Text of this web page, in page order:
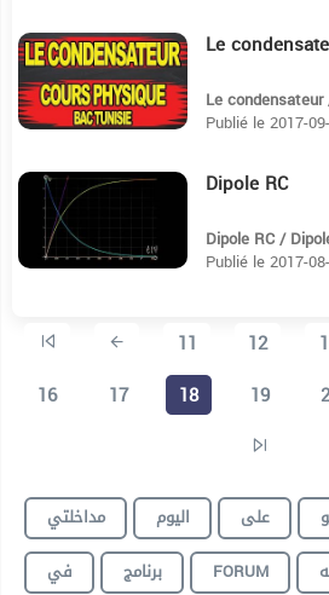
6:35 Le
Le
Publié le 2017-
10:45 Dipole RC
Dipole RC /
Publié le 2017-
11 12
16
17 18 19
مداخلتي اليوم على
في
برنامج FORUM